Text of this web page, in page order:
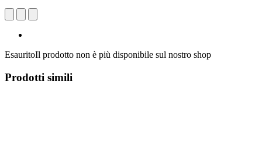
EsauritoIl prodotto non è più disponibile sul nostro shop
Prodotti simili